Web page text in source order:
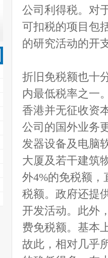
公司利得税。对
可扣税的项目包
的研究活动的开
折旧免税额也十
内最低税率之一
香港并无征收资
公司的国外业务
发器设备及电脑
大厦及若干建筑
外4%的免税额
税额。政府还提
开发活动。此外
费免税额。基本
故此，相对几乎